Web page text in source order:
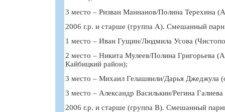
3 место – Ризван Маннанов/Полина Терехина
2006 г.р. и старше (группа А). Смешанный
1 место – Иван Гущин/Людмила Усова
2 место – Никита Мулеев/Полина Григорьева
Кайбицкий район);
3 место – Михаил Гелашвили/Дарья Джеджула
3 место – Александр Василькин/Регина Галиева
2006 г.р. и старше (группа В). Смешанный